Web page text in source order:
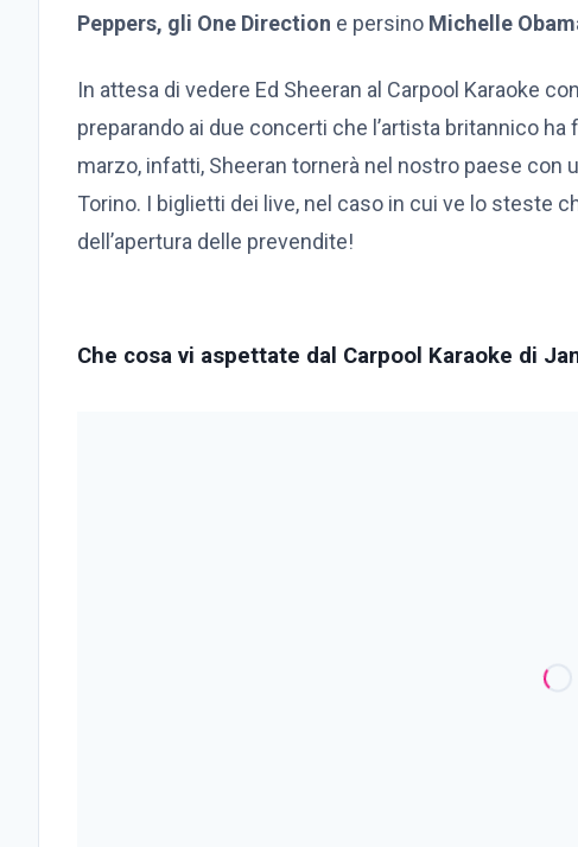
Peppers, gli One Direction e persino Michelle
In attesa di vedere Ed Sheeran al Carpool Karaoke
preparando ai due concerti che l’artista britannico
marzo, infatti, Sheeran tornerà nel nostro paese con
Torino. I biglietti dei live, nel caso in cui ve lo steste
dell’apertura delle prevendite!
Che cosa vi aspettate dal Carpool Karaoke di